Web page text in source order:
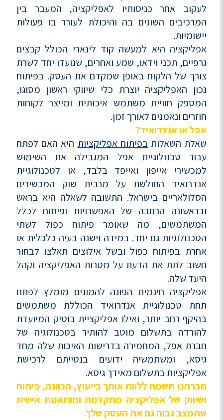
לעקוב אחר כניסותיו לאפליקציה, המעבר בין
המרכיבים השונים בה והיכולת לעורר בו פעולות
יישומיות.
אפליקציה היא למעשה קוד לינארי הכולל קבצים
גרפיים, תכני וידאו, שמע ואחרים, שנועדו יחד לשרת
צורך של הלקוח באופן שמקדם את העסק. בפיתוח
נכון האפליקציה יוצרת כלי שיווקי ראשון מסוגו,
המספק חוויית משתמש איכותית ומייצר לקוחות
חוזרים ונאמנים לאורך זמן.
אפל או אנדרואיד?
שאלת השאלותבפיתוח אפליקציות היא האם לפתח
עבור טכנולוגיית אפל המגבילה את השימוש
למכשירי אייפון ואייפד בלבד, או לטכנולוגיית
אנדרואיד החולשת על מרבית שוק המכשירים
הסלולאריים בישראל. התשובה לשאלה היא בראש
ובראשונה הרחבה של האפשרויות ופיתוח לכלל
המשתמשים, מה שאומר פיתוח כפול לשתי
הטכנולוגיות גם יחד. במידה וישנה בעיה כלכלית או
אחרת בפיתוח כפול ובשל אילוצים תאלצו לבחור
חשוב לתת את הדעת על מטרות האפליקציה וקהל
היעד שלה.
אפליקציה חינמית הפונה להמונים מומלץ לפתח
תחת טכנולוגיית אנדרואיד הכוללת משתמשים
בהיקף רחב יותר, ואילו אפליקציית בוטיק המיועדת
להורדה בתשלום מוטב להותיר בטכנולוגיה של
חברת אפל, המחמירה בדרישות האיכות שלה מחד
גיסא, ומשתמשיה ידועים בנטייתם לרכישת
אפליקציות בתשלום מאידך גיסא.
חברתנו תשמח ללוות אותך בייעוץ, הכוונה, פיתוח
ושיווק של אפליקציה מתקדמת ומותאמת אישית
שתמצב גבוה גם את העסק שלך.